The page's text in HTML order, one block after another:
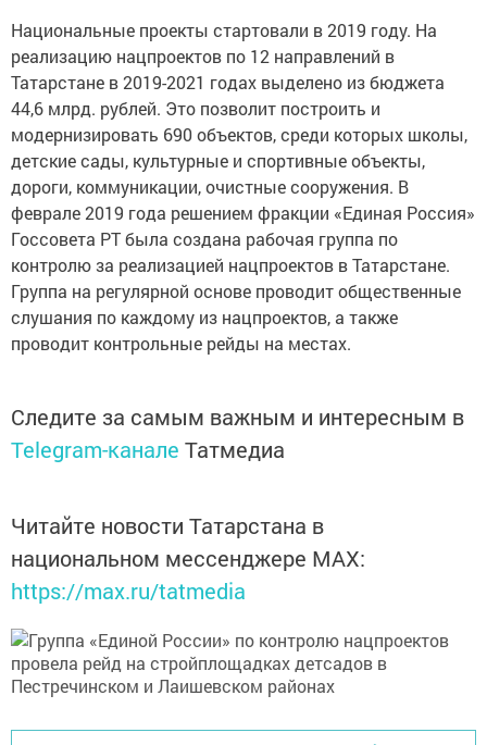
Национальные проекты стартовали в 2019 году. На
реализацию нацпроектов по 12 направлений в
Татарстане в 2019-2021 годах выделено из бюджета
44,6 млрд. рублей. Это позволит построить и
модернизировать 690 объектов, среди которых школы,
детские сады, культурные и спортивные объекты,
дороги, коммуникации, очистные сооружения. В
феврале 2019 года решением фракции «Единая Россия»
Госсовета РТ была создана рабочая группа по
контролю за реализацией нацпроектов в Татарстане.
Группа на регулярной основе проводит общественные
слушания по каждому из нацпроектов, а также
проводит контрольные рейды на местах.
Следите за самым важным и интересным в
Telegram-канале Татмедиа
Читайте новости Татарстана в
национальном мессенджере MАХ:
https://max.ru/tatmedia